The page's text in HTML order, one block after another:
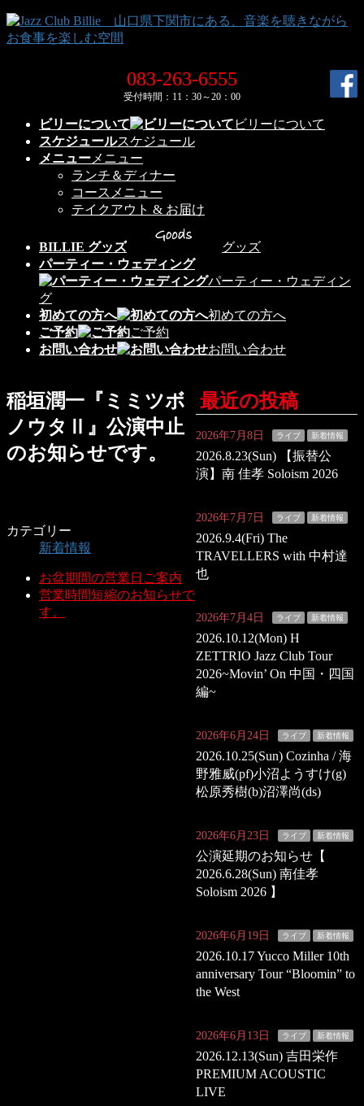
コ
ン
ナ
ビ
083-263-6555
受付時間：11：30～20：00
ビリーについて
ビリーについて
スケジュールスケジュール
メニュー メニュー
ランチ＆ディナー
コースメニュー
テイクアウト & お届け
BILLIE グッズ
グッズ
パーティー・ウェディング
パーティー・ウェディン
グ
初めての方へ
初めての方へ
ご予約
ご予約
お問い合わせ
お問い合わせ
稲垣潤一『ミミツボ
ノウタⅡ』公演中止
のお知らせです。
カテゴリー
新着情報
お盆期間の営業日ご案内
営業時間短縮のお知らせで
す。
最近の投稿
2026年7月8日 ライブ 新着情報
2026.8.23(Sun) 【振替公
演】南 佳孝 Soloism 2026
2026年7月7日 ライブ 新着情報
2026.9.4(Fri) The
TRAVELLERS with 中村達
也
2026年7月4日 ライブ 新着情報
2026.10.12(Mon) H
ZETTRIO Jazz Club Tour
2026~Movin’ On 中国・四国
編~
2026年6月24日 ライブ 新着情報
2026.10.25(Sun) Cozinha / 海
野雅威(pf)小沼ようすけ(g)
松原秀樹(b)沼澤尚(ds)
2026年6月23日 ライブ 新着情報
公演延期のお知らせ【
2026.6.28(Sun) 南佳孝
Soloism 2026 】
2026年6月19日 ライブ 新着情報
2026.10.17 Yucco Miller 10th
anniversary Tour “Bloomin” to
the West
2026年6月13日 ライブ 新着情報
2026.12.13(Sun) 吉田栄作
PREMIUM ACOUSTIC
LIVE